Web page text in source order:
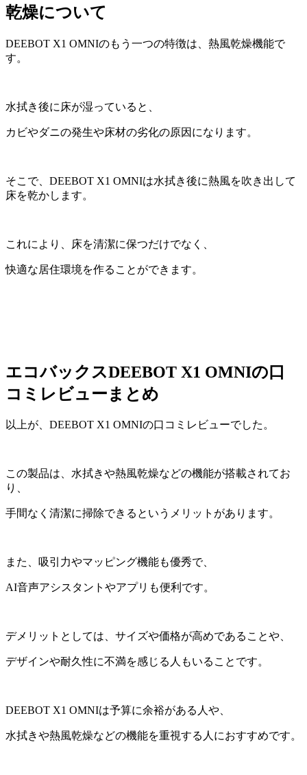
乾燥について
DEEBOT X1 OMNIのもう一つの特徴は、熱風乾燥機能で
す。
水拭き後に床が湿っていると、
カビやダニの発生や床材の劣化の原因になります。
そこで、DEEBOT X1 OMNIは水拭き後に熱風を吹き出して
床を乾かします。
これにより、床を清潔に保つだけでなく、
快適な居住環境を作ることができます。
エコバックスDEEBOT X1 OMNIの口
コミレビューまとめ
以上が、DEEBOT X1 OMNIの口コミレビューでした。
この製品は、水拭きや熱風乾燥などの機能が搭載されてお
り、
手間なく清潔に掃除できるというメリットがあります。
また、吸引力やマッピング機能も優秀で、
AI音声アシスタントやアプリも便利です。
デメリットとしては、サイズや価格が高めであることや、
デザインや耐久性に不満を感じる人もいることです。
DEEBOT X1 OMNIは予算に余裕がある人や、
水拭きや熱風乾燥などの機能を重視する人におすすめです。